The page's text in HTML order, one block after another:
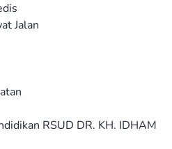
Jalan
RSUD DR. KH. IDHAM